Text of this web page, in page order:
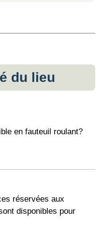
du lieu
en fauteuil roulant?
réservées aux
disponibles pour